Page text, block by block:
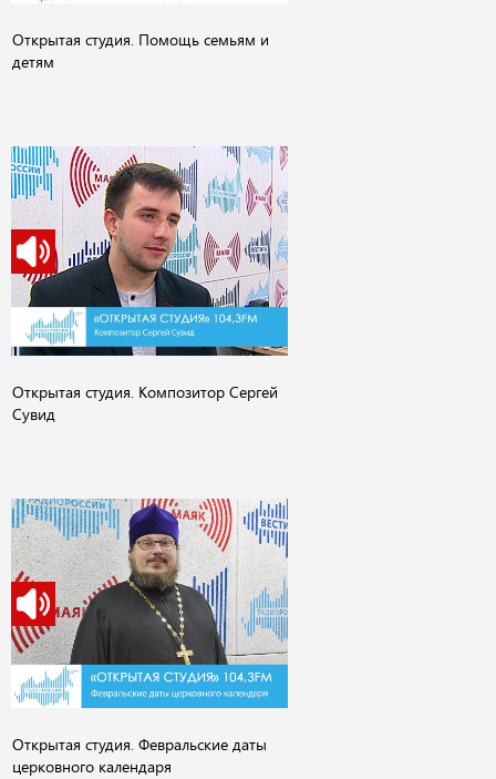
Открытая студия. Помощь семьям и
детям
Открытая студия. Композитор Cергей
Сувид
Открытая студия. Февральские даты
церковного календаря